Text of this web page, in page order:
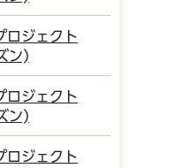
ロジェクト
ン)
ロジェクト
ン)
ロジェクト